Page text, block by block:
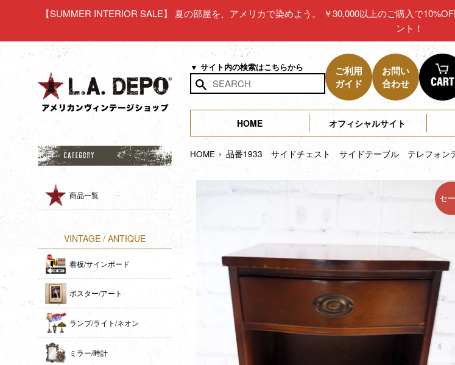
【SUMMER INTERIOR SALE】 夏の部屋を、アメリカで染めよう。 ￥30,000以上のご購入で
ント！
▼ サイト内の検索はこちらから
検
索
る
ご利用
ガイド
お問い
合わせ
HOME オフィシャルサイト
商品一覧
VINTAGE / ANTIQUE
看板/サインボード
ポスター/アート
ランプ/ライト/ネオン
ミラー/時計
HOME › 品番1933 サイドチェスト サイドテーブル テレフォ
セ